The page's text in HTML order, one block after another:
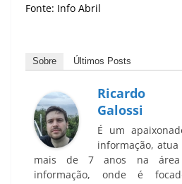
Fonte: Info Abril
Sobre Últimos Posts
Ricardo
Galossi
É um
informação,
mais de 7 anos na área
informação, onde é